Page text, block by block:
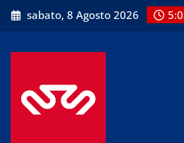
Skip
to
sabato, 8 Agosto 2026